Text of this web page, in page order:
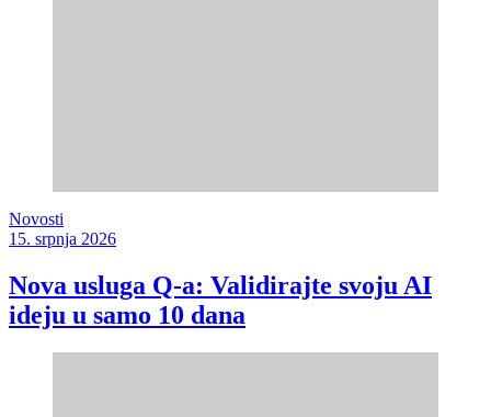
Novosti
15. srpnja 2026
Nova usluga Q-a: Validirajte svoju AI
ideju u samo 10 dana